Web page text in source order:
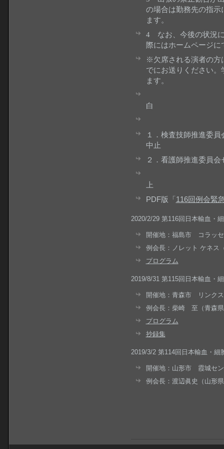
の場合は勤務先の指示
ます。
4 なお、今後の状況
際にはホームページ
※欠席される演者の方
でにお送りください
ます。
白
１．検査技師推進委
中止
２．看護師推進委員
上
PDF版「 116回例会緊
2020/2/29 第116回日本輸血・
開催地：福島市 コラッ
例会長：ノレット ケネス
プログラム
2019/8/31 第115回日本輸血・
開催地：青森市 リンク
例会長：柴崎 至（青森
プログラム
抄録集
2019/3/2 第114回日本輸血・細
開催地：山形市 霞城セ
例会長：渡辺眞史（山形